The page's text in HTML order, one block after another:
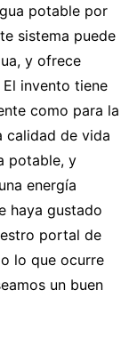
potable por
sistema puede
y ofrece
invento tiene
como para la
calidad de vida
potable, y
energía
haya gustado
portal de
lo que ocurre
un buen